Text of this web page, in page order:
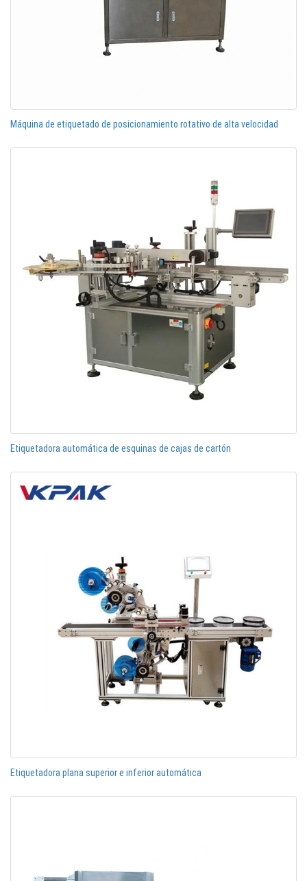
Máquina de etiquetado de posicionamiento rotativo de alta velocidad
Etiquetadora automática de esquinas de cajas de cartón
Etiquetadora plana superior e inferior automática